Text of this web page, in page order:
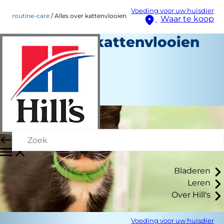
Voeding voor uw huisdier
Waar te koop
Bladeren
Leren
Over Hill's
Voeding voor uw huisdier
routine-care Alles over kattenvlooien
Alles over kattenvlooien
Routinezorg
Kara Murphy
Mei 31, 2018